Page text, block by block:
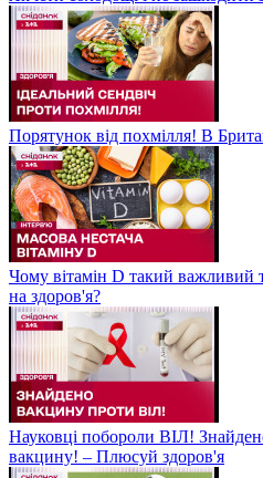
Порятунок від похмілля! В
Чому вітамін D такий важливий
на здоров'я?
Науковці побороли ВІЛ!
вакцину! – Плюсуй здоров'я